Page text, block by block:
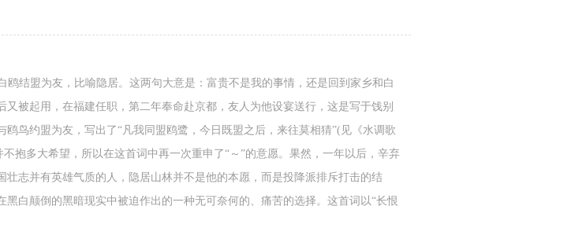
结盟为友，比喻隐居。这两句大意是：富贵不是我的事情，还是回到家乡和白
被起用，在福建任职，第二年奉命赴京都，友人为他设宴送行，这是写于饯别
鸟约盟为友，写出了“凡我同盟鸥鹭，今日既盟之后，来往莫相猜”(见《水调歌
抱多大希望，所以在这首词中再一次重申了“～”的意愿。果然，一年以后，辛弃
志并有英雄气质的人，隐居山林并不是他的本愿，而是投降派排斥打击的结
白颠倒的黑暗现实中被迫作出的一种无可奈何的、痛苦的选择。这首词以“长恨